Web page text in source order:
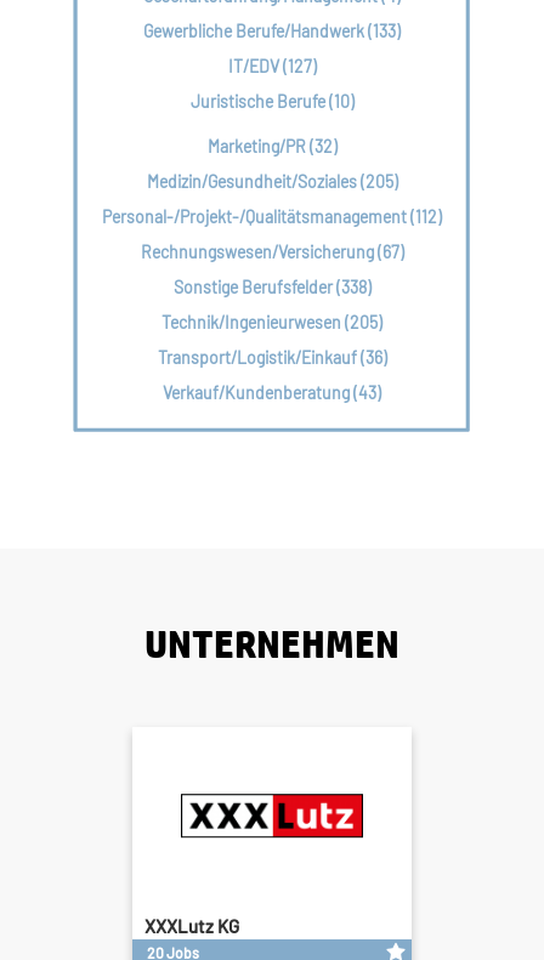
Gewerbliche Berufe/Handwerk (133)
IT/EDV (127)
Juristische Berufe (10)
Marketing/PR (32)
Medizin/Gesundheit/Soziales (205)
Personal-/Projekt-/Qualitätsmanagement (112)
Rechnungswesen/Versicherung (67)
Sonstige Berufsfelder (338)
Technik/Ingenieurwesen (205)
Transport/Logistik/Einkauf (36)
Verkauf/Kundenberatung (43)
UNTERNEHMEN
XXXLutz KG
20 Jobs